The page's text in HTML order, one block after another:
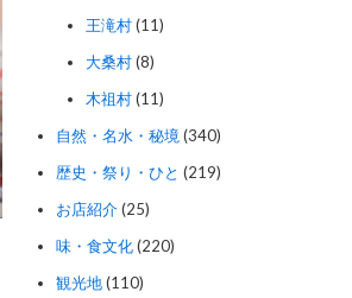
王滝村(11)
大桑村(8)
木祖村(11)
自然・名水・秘境(340)
歴史・祭り・ひと (219)
お店紹介(25)
味・食文化(220)
観光地(110)